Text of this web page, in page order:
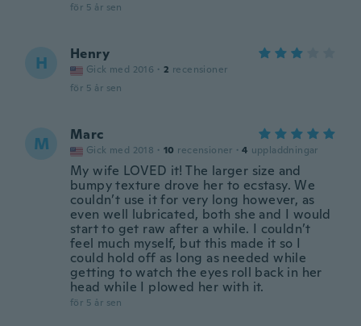
för 5 år sen
H Henry
Gick med 2016 · 2 recensioner
för 5 år sen
M Marc
Gick med 2018 · 10 recensioner · 4 uppladdningar
My wife LOVED it! The larger size and
bumpy texture drove her to ecstasy. We
couldn’t use it for very long however, as
even well lubricated, both she and I would
start to get raw after a while. I couldn’t
feel much myself, but this made it so I
could hold off as long as needed while
getting to watch the eyes roll back in her
head while I plowed her with it.
för 5 år sen